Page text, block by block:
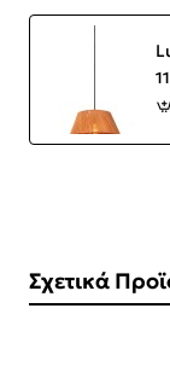
Σχετικά